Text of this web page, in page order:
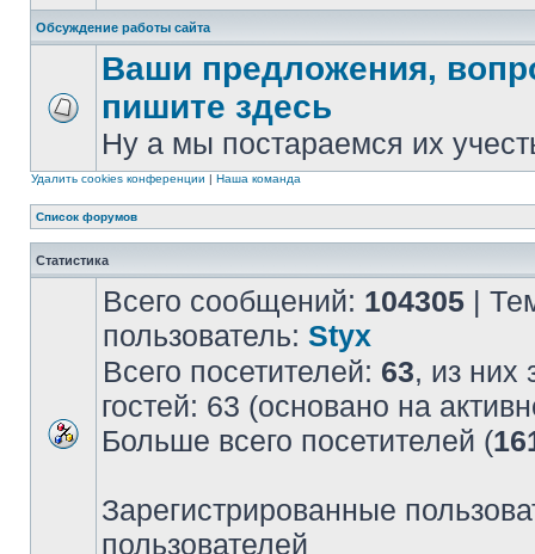
Обсуждение работы сайта
Ваши предложения,
пишите здесь
Ну а мы постараемся их
Удалить cookies конференции | Наша команда
Список форумов
Статистика
Всего сообщений: 104305 |
пользователь: Styx
Всего посетителей: 63, из них
гостей: 63 (основано на
Больше всего посетителей (
Зарегистрированные
пользователей